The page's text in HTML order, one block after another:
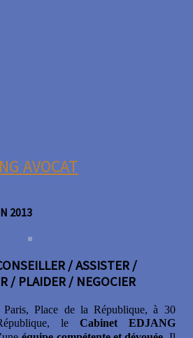
AVOCAT
2013
/ ASSISTER /
/ PLAIDER / NEGOCIER
Place de la République, à 30
le Cabinet EDJANG